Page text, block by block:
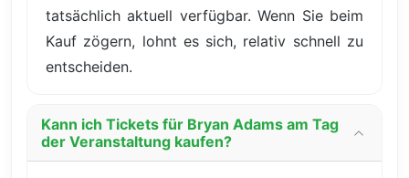
tatsächlich aktuell verfügbar. Wenn Sie beim
Kauf zögern, lohnt es sich, relativ schnell zu
entscheiden.
Kann ich Tickets für Bryan Adams am Tag
der Veranstaltung kaufen?